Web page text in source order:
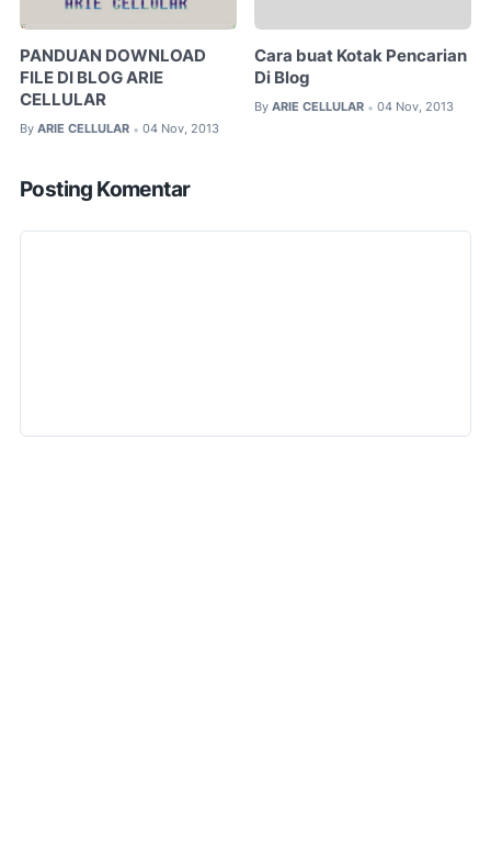
PANDUAN DOWNLOAD
FILE DI BLOG ARIE
CELLULAR
By ARIE CELLULAR • 04 Nov, 2013
Cara buat Kotak Pencarian
Di Blog
By ARIE CELLULAR • 04 Nov, 2013
Posting Komentar